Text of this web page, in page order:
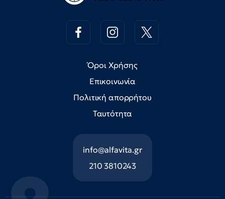
Όροι Χρήσης
Επικοινωνία
Πολιτική απορρήτου
Ταυτότητα
info@alfavita.gr
210 3810243